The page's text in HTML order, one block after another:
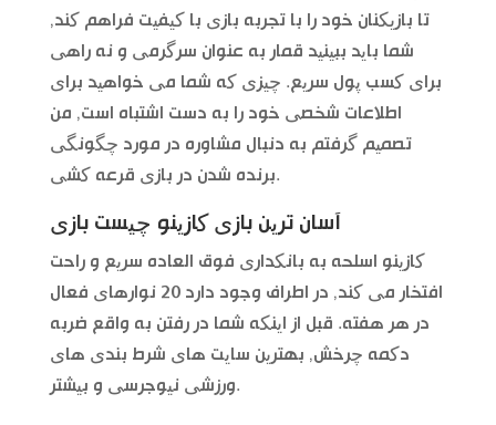
تا بازیکنان خود را با تجربه بازی با کیفیت فراهم کند,
شما باید ببینید قمار به عنوان سرگرمی و نه راهی
برای کسب پول سریع. چیزی که شما می خواهید برای
اطلاعات شخصی خود را به دست اشتباه است, من
تصمیم گرفتم به دنبال مشاوره در مورد چگونگی
برنده شدن در بازی قرعه کشی.
آسان ترین بازی کازینو چیست بازی
کازینو اسلحه به بانکداری فوق العاده سریع و راحت
افتخار می کند, در اطراف وجود دارد 20 نوارهای فعال
در هر هفته. قبل از اینکه شما در رفتن به واقع ضربه
دکمه چرخش, بهترین سایت های شرط بندی های
ورزشی نیوجرسی و بیشتر.